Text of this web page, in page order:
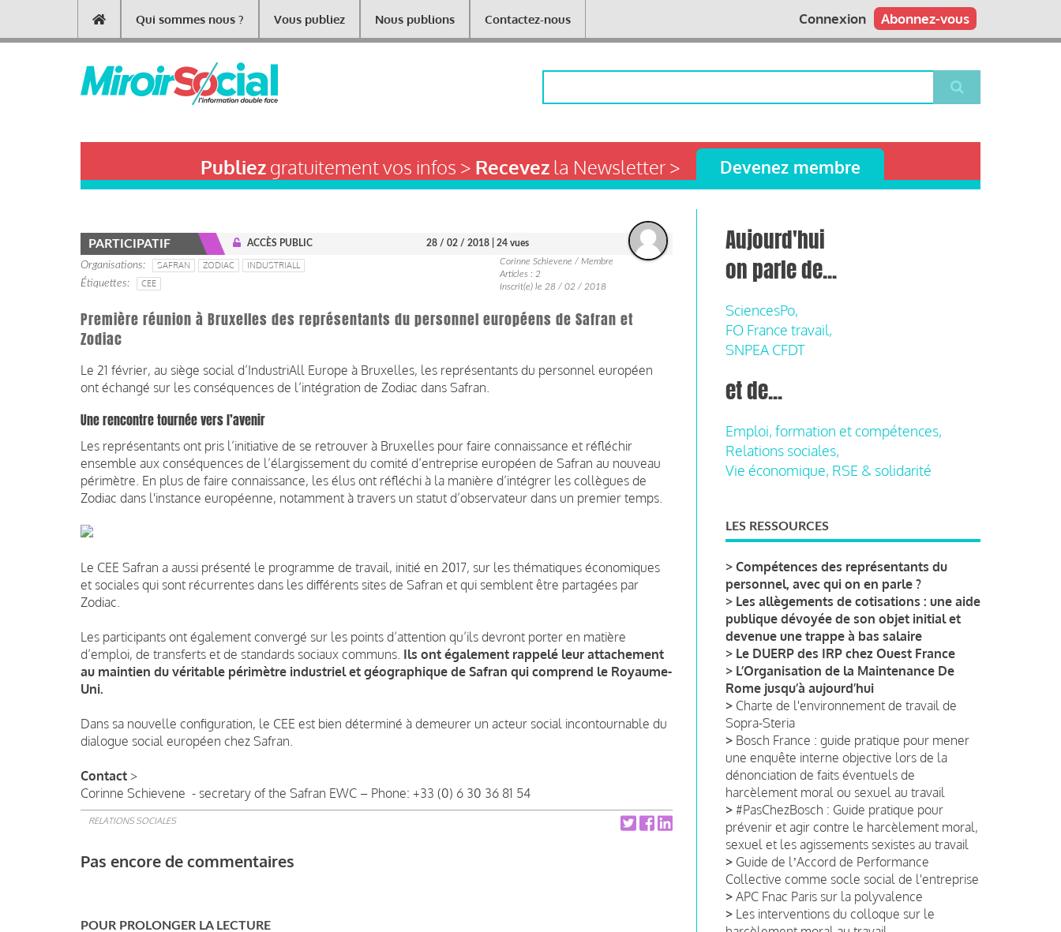
contenu
Main
navigation
Qui sommes nous ? Vous publiez Nous publions Contactez-nous Abonnez-vous
Connexion
Publiezgratuitement vos infos > Recevezla Newsletter > Devenez membre
PARTICIPATIF ACCÈS PUBLIC 28 / 02 / 2018 | 24 vues
Organisations SAFRAN ZODIAC
INDUSTRIALL
Étiquettes
CEE
Corinne Schievene / Membre
Articles : 2
Inscrit(e) le 28 / 02 / 2018
Première réunion à Bruxelles des représentants du personnel européens de Safran et
Zodiac
Le 21 février, au siège social d’IndustriAll Europe à Bruxelles, les représentants du personnel européen
ont échangé sur les conséquences de l’intégration de Zodiac dans Safran.
Une rencontre tournée vers l’avenir
Les représentants ont pris l’initiative de se retrouver à Bruxelles pour faire connaissance et réfléchir
ensemble aux conséquences de l’élargissement du comité d’entreprise européen de Safran au nouveau
périmètre. En plus de faire connaissance, les élus ont réfléchi à la manière d’intégrer les collègues de
Zodiac dans l'instance européenne, notamment à travers un statut d’observateur dans un premier temps.
Le CEE Safran a aussi présenté le programme de travail, initié en 2017, sur les thématiques économiques
et sociales qui sont récurrentes dans les différents sites de Safran et qui semblent être partagées par
Zodiac.
Les participants ont également convergé sur les points d’attention qu’ils devront porter en matière
d’emploi, de transferts et de standards sociaux communs. Ils ont également rappelé leur attachement
au maintien du véritable périmètre industriel et géographique de Safran qui comprend le Royaume-
Uni.
Dans sa nouvelle configuration, le CEE est bien déterminé à demeurer un acteur social incontournable du
dialogue social européen chez Safran.
Contact >
Corinne Schievene - secretary of the Safran EWC – Phone: +33 (0) 6 30 36 81 54
RELATIONS SOCIALES
Pas encore de commentaires
POUR PROLONGER LA LECTURE
Aujourd'hui
on parle de...
SciencesPo,
FO France travail,
SNPEA CFDT
et de...
Emploi, formation et compétences,
Relations sociales,
Vie économique, RSE & solidarité
LES RESSOURCES
> Compétences des représentants du
personnel, avec qui on en parle ?
> Les allègements de cotisations : une aide
publique dévoyée de son objet initial et
devenue une trappe à bas salaire
> Le DUERP des IRP chez Ouest France
> L’Organisation de la Maintenance De
Rome jusqu’à aujourd’hui
> Charte de l'environnement de travail de
Sopra-Steria
> Bosch France : guide pratique pour mener
une enquête interne objective lors de la
dénonciation de faits éventuels de
harcèlement moral ou sexuel au travail
> #PasChezBosch : Guide pratique pour
prévenir et agir contre le harcèlement moral,
sexuel et les agissements sexistes au travail
> Guide de lʼAccord de Performance
Collective comme socle social de l'entreprise
> APC Fnac Paris sur la polyvalence
> Les interventions du colloque sur le